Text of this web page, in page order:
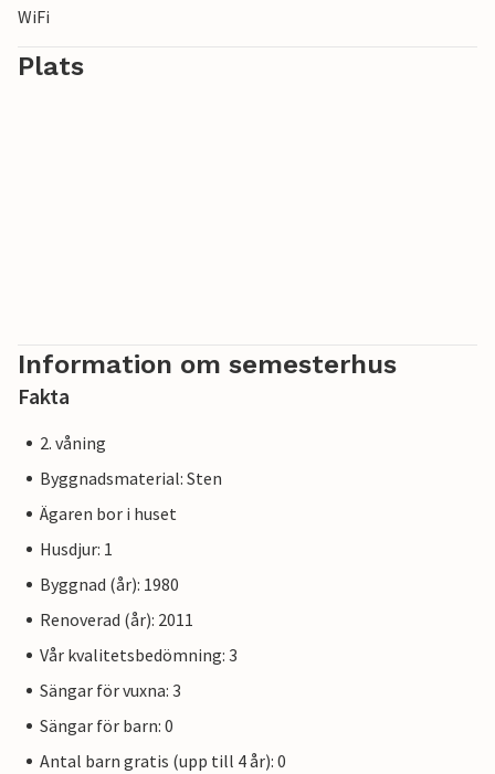
lära känna det närliggande sagolika Istrien, som är fullt av
kontraster mellan blått hav och gröna sagoskogar.
WiFi
Plats
Information om semesterhus
Fakta
2. våning
Byggnadsmaterial: Sten
Ägaren bor i huset
Husdjur: 1
Byggnad (år): 1980
Renoverad (år): 2011
Vår kvalitetsbedömning: 3
Sängar för vuxna: 3
Sängar för barn: 0
Antal barn gratis (upp till 4 år): 0